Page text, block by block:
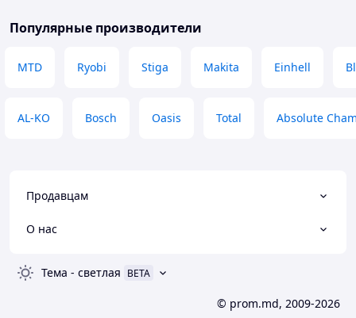
Популярные производители
MTD Ryobi Stiga Makita Einhell
AL-KO Bosch Oasis Total Absolute
Продавцам
О нас
Тема - светлая BETA
© prom.md, 2009-2026